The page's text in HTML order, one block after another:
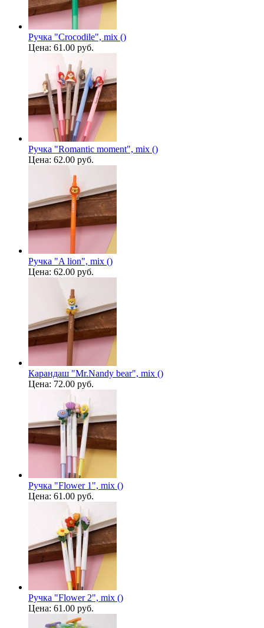
Ручка "Crocodile", mix ()
Цена: 61.00 руб.
Ручка "Romantic moment", mix ()
Цена: 62.00 руб.
Ручка "A lion", mix ()
Цена: 62.00 руб.
Карандаш "Mr.Nandy bear", mix ()
Цена: 72.00 руб.
Ручка "Flower 1", mix ()
Цена: 61.00 руб.
Ручка "Flower 2", mix ()
Цена: 61.00 руб.